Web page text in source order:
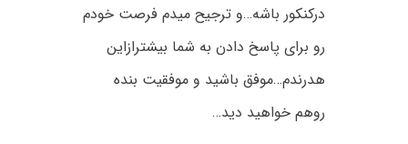
درکنکور باشه…و ترجیح میدم فرصت خودم
رو برای پاسخ دادن به شما بیشترازاین
هدرندم…موفق باشید و موفقیت بنده
روهم خواهید دید…